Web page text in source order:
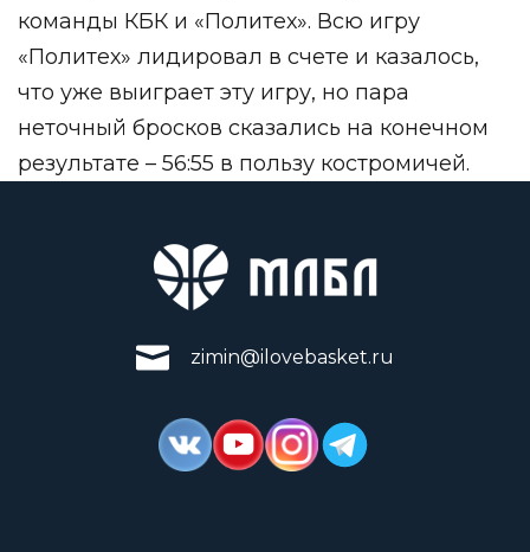
команды КБК и «Политех». Всю игру
«Политех» лидировал в счете и казалось,
что уже выиграет эту игру, но пара
неточный бросков сказались на конечном
результате – 56:55 в пользу костромичей.
zimin@ilovebasket.ru